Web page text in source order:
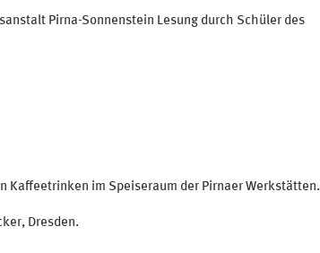
Pirna-Sonnenstein Lesung durch Schüler des
Kaffeetrinken im Speiseraum der Pirnaer Werkstätten.
Dresden.